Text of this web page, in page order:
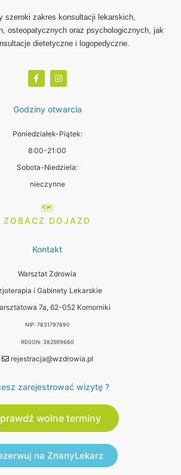
szeroki zakres konsultacji lekarskich,
osteopatycznych oraz psychologicznych, jak
dietetyczne i logopedyczne.
Godziny otwarcia
Poniedziałek-Piątek:
8:00-21:00
Sobota-Niedziela:
nieczynne
🗺️
ZOBACZ DOJAZD
Kontakt
Warsztat Zdrowia
i Gabinety Lekarskie
7a, 62-052 Komorniki
NIP: 7831797890
REGON: 382599660
rejestracja@wzdrowia.pl
zarejestrować wizytę ?
wolne terminy
na ZnanyLekarz